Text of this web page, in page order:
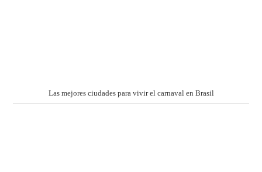
Las mejores ciudades para vivir el carnaval en Brasil